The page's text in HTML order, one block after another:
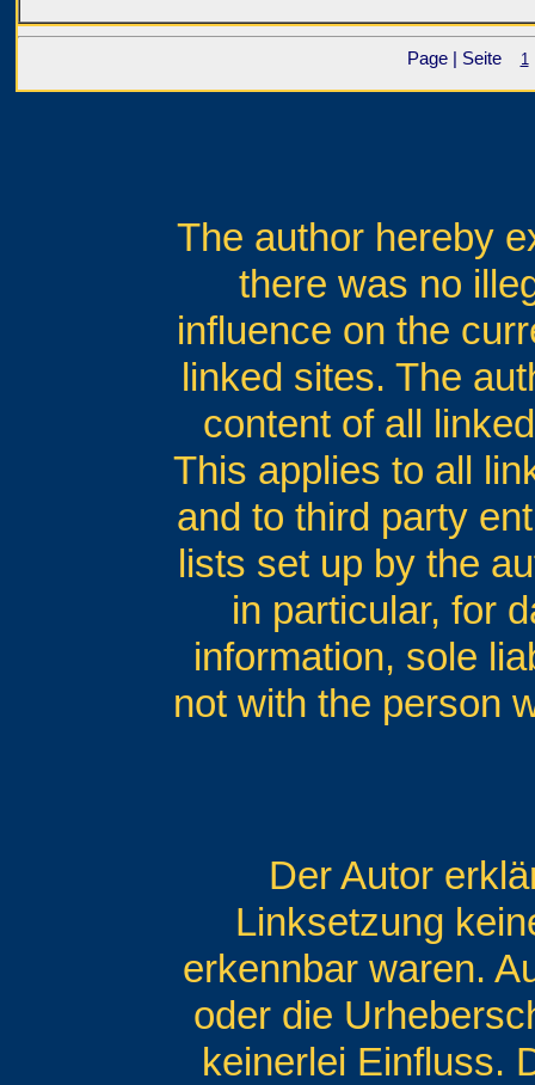
Page | Seite 1
The author hereby
there was no
influence on the
linked sites. The
content of all
This applies to all
and to third party
lists set up by the
in particular, for
information, sole
not with the person
Der Autor
Linksetzung
erkennbar waren.
oder die
keinerlei Einfluss.